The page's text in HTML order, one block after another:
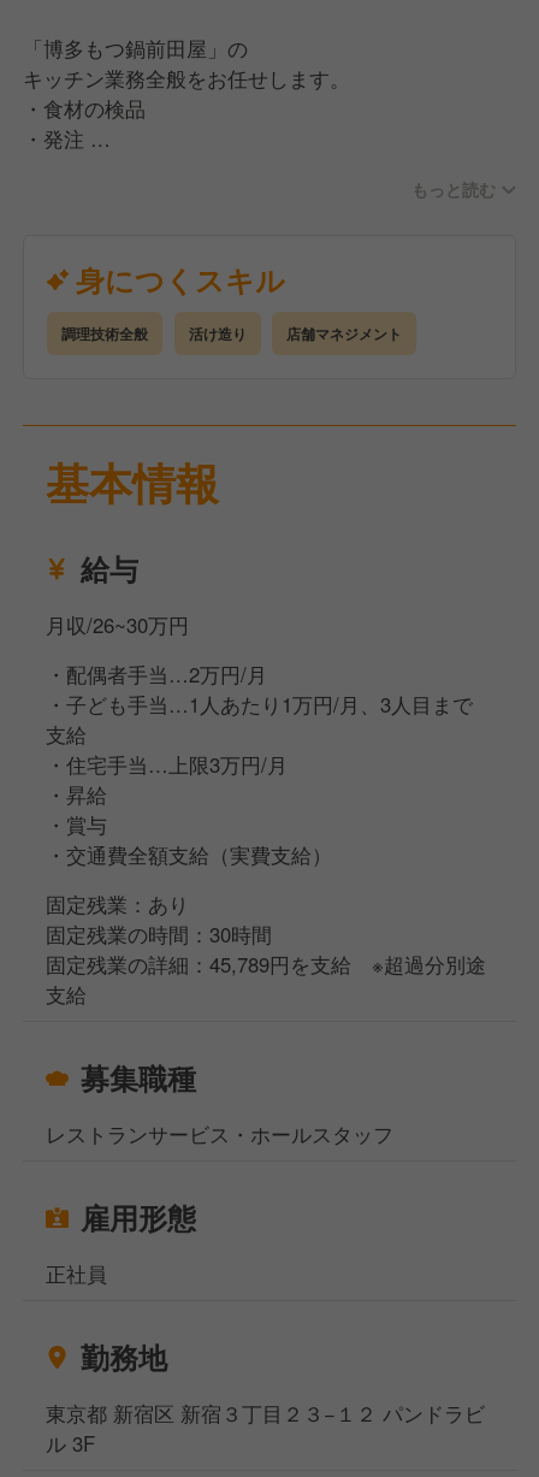
「博多もつ鍋前田屋」の
キッチン業務全般をお任せします。
・食材の検品
・発注
（清掃は業者委託しているのでありません）
キッチン業務をメインに店舗状況に応じて幅広い
業務に携わっていただきます！
もっと読む
身につくスキル
調理技術全般 活け造り 店舗マネジメント
基本情報
給与
月収/26~30万円
・配偶者手当…2万円/月
・子ども手当…1人あたり1万円/月、3人目まで
支給
・住宅手当…上限3万円/月
・昇給
・賞与
・交通費全額支給（実費支給）
固定残業：あり
固定残業の時間：30時間
固定残業の詳細：45,789円を支給 ※超過分別途
支給
募集職種
レストランサービス・ホールスタッフ
雇用形態
正社員
勤務地
東京都 新宿区 新宿３丁目２３−１２ パンドラビ
ル 3F